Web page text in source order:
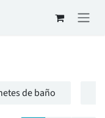
de baño